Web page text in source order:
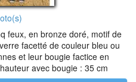
feux, en bronze doré, motif de
facetté de couleur bleu ou
et leur bougie factice en
avec bougie : 35 cm